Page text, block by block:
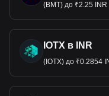
(BMT) до ₹2.25 INR
IOTX в INR
(IOTX) до ₹0.2854